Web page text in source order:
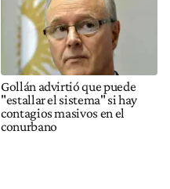
Gollán advirtió que puede
"estallar el sistema" si hay
contagios masivos en el
conurbano